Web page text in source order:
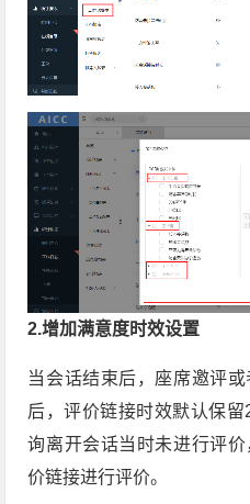
2.增加满意度时效设置
当会话结束后，座席邀评
后，评价链接时效默认保
询离开会话当时未进行评
价链接进行评价。